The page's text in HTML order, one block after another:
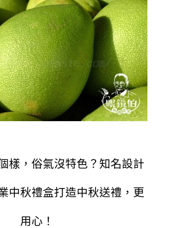
樣，俗氣沒特色？ 知名設計
中秋禮盒打造中秋送禮，更
用心！